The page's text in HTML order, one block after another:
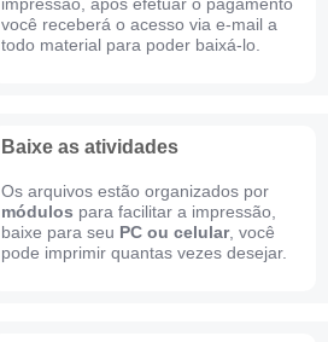
você receberá o acesso via e-mail a
todo material para poder baixá-lo.
Baixe as atividades
Os arquivos estão organizados por
módulos para facilitar a impressão,
baixe para seu PC ou celular, você
pode imprimir quantas vezes desejar.